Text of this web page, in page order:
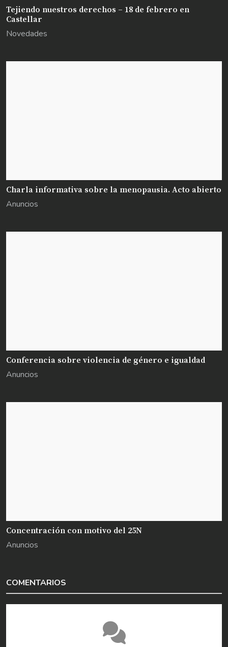
Tejiendo nuestros derechos – 18 de febrero en
Castellar
Novedades
Charla informativa sobre la menopausia. Acto abierto
Anuncios
Conferencia sobre violencia de género e igualdad
Anuncios
Concentración con motivo del 25N
Anuncios
COMENTARIOS